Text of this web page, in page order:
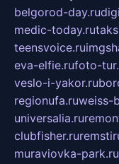
belgorod-day.ru
medic-today.ru
teensvoice.ru
eva-elfie.rufoto-
veslo-i-yakor.ru
regionufa.ruweiss-
universalia.ru
clubfisher.ru
muraviovka-park.ru